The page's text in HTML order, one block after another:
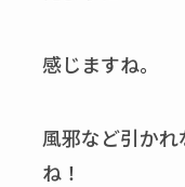
感じますね。
風邪など引か
ね！